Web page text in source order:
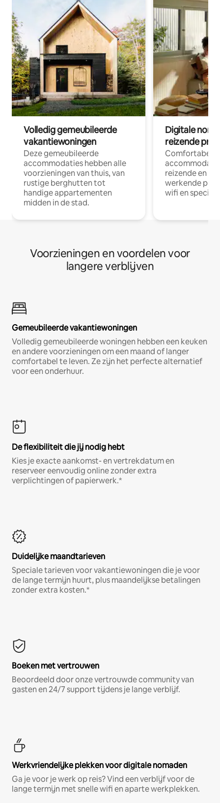
Volledig gemeubileerde
vakantiewoningen
Deze gemeubileerde
accommodaties hebben alle
voorzieningen van thuis, van
rustige berghutten tot
handige appartementen
midden in de stad.
Digitale
reizende
Comfortabele
reizende en
werkende
wifi en
Voorzieningen en voordelen voor
langere verblijven
Gemeubileerde vakantiewoningen
Volledig gemeubileerde woningen hebben een keuken
en andere voorzieningen om een maand of langer
comfortabel te leven. Ze zijn het perfecte alternatief
voor een onderhuur.
De flexibiliteit die jij nodig hebt
Kies je exacte aankomst- en vertrekdatum en
reserveer eenvoudig online zonder extra
verplichtingen of papierwerk.*
Duidelijke maandtarieven
Speciale tarieven voor vakantiewoningen die je voor
de lange termijn huurt, plus maandelijkse betalingen
zonder extra kosten.*
Boeken met vertrouwen
Beoordeeld door onze vertrouwde community van
gasten en 24/7 support tijdens je lange verblijf.
Werkvriendelijke plekken voor digitale nomaden
Ga je voor je werk op reis? Vind een verblijf voor de
lange termijn met snelle wifi en aparte werkplekken.